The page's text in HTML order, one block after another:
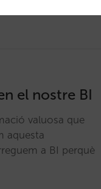
el nostre BI
valuosa que
aquesta
a BI perquè